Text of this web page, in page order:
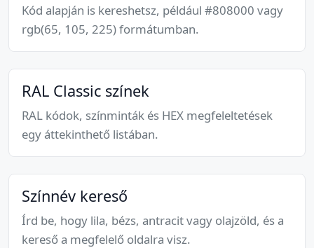
Kód alapján is kereshetsz, például #808000 vagy
rgb(65, 105, 225) formátumban.
RAL Classic színek
RAL kódok, színminták és HEX megfeleltetések
egy áttekinthető listában.
Színnév kereső
Írd be, hogy lila, bézs, antracit vagy olajzöld, és a
kereső a megfelelő oldalra visz.